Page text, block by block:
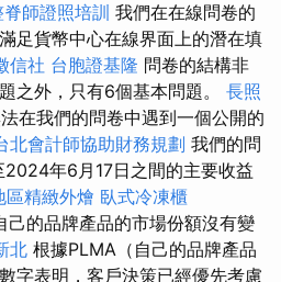
脊師證照培訓 我們在在線問卷的
足貨幣中心在線界面上的潛在填
信社 台胞證基隆 問卷的結構非
之外，只有6個基本問題。 長照
在我們的問卷中遇到一個公開的
北會計師協助財務規劃 我們的問
年6月17日之間的主要收益
區精緻外燴 臥式冷凍櫃
的品牌產品的市場份額沒有變
北 根據PLMA（自己的品牌產品
字表明，客戶決策已經優先考慮